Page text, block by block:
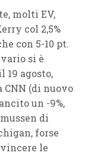
molti EV,
col 2,5%
con 5-10 pt.
si è
19 agosto,
CNN (di nuovo
un -9%,
di
forse
le